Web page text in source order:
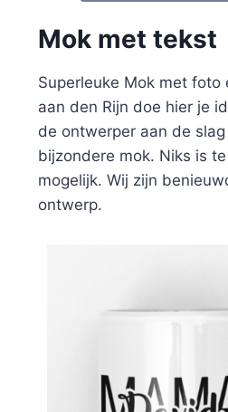
Mok met tekst
Superleuke Mok met foto
aan den Rijn doe hier je
de ontwerper aan de
bijzondere mok. Niks is
mogelijk. Wij zijn
ontwerp.